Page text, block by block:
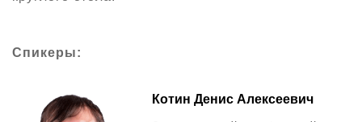
Спикеры:
Котин Денис Алексеевич